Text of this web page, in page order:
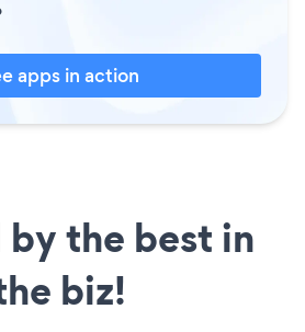
apps in action
the best in
biz!